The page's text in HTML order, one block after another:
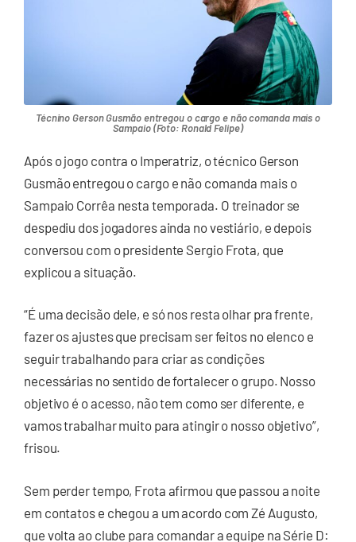
Técnino Gerson Gusmão entregou o cargo e não comanda mais o
Sampaio (Foto: Ronald Felipe)
Após o jogo contra o Imperatriz, o técnico Gerson
Gusmão entregou o cargo e não comanda mais o
Sampaio Corrêa nesta temporada. O treinador se
despediu dos jogadores ainda no vestiário, e depois
conversou com o presidente Sergio Frota, que
explicou a situação.
“É uma decisão dele, e só nos resta olhar pra frente,
fazer os ajustes que precisam ser feitos no elenco e
seguir trabalhando para criar as condições
necessárias no sentido de fortalecer o grupo. Nosso
objetivo é o acesso, não tem como ser diferente, e
vamos trabalhar muito para atingir o nosso objetivo”,
frisou.
Sem perder tempo, Frota afirmou que passou a noite
em contatos e chegou a um acordo com Zé Augusto,
que volta ao clube para comandar a equipe na Série D: